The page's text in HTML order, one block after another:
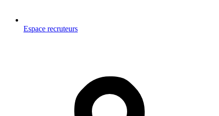
Espace recruteurs